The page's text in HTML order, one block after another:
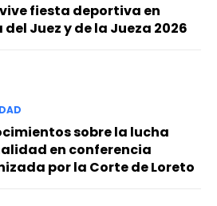
fiesta deportiva en
Juez y de la Jueza 2026
sobre la lucha
en conferencia
por la Corte de Loreto